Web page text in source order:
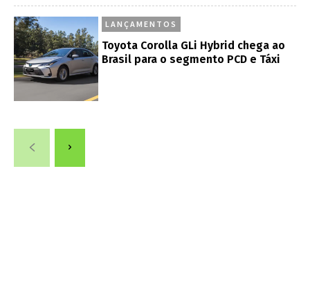
LANÇAMENTOS
Toyota Corolla GLi Hybrid chega ao
Brasil para o segmento PCD e Táxi